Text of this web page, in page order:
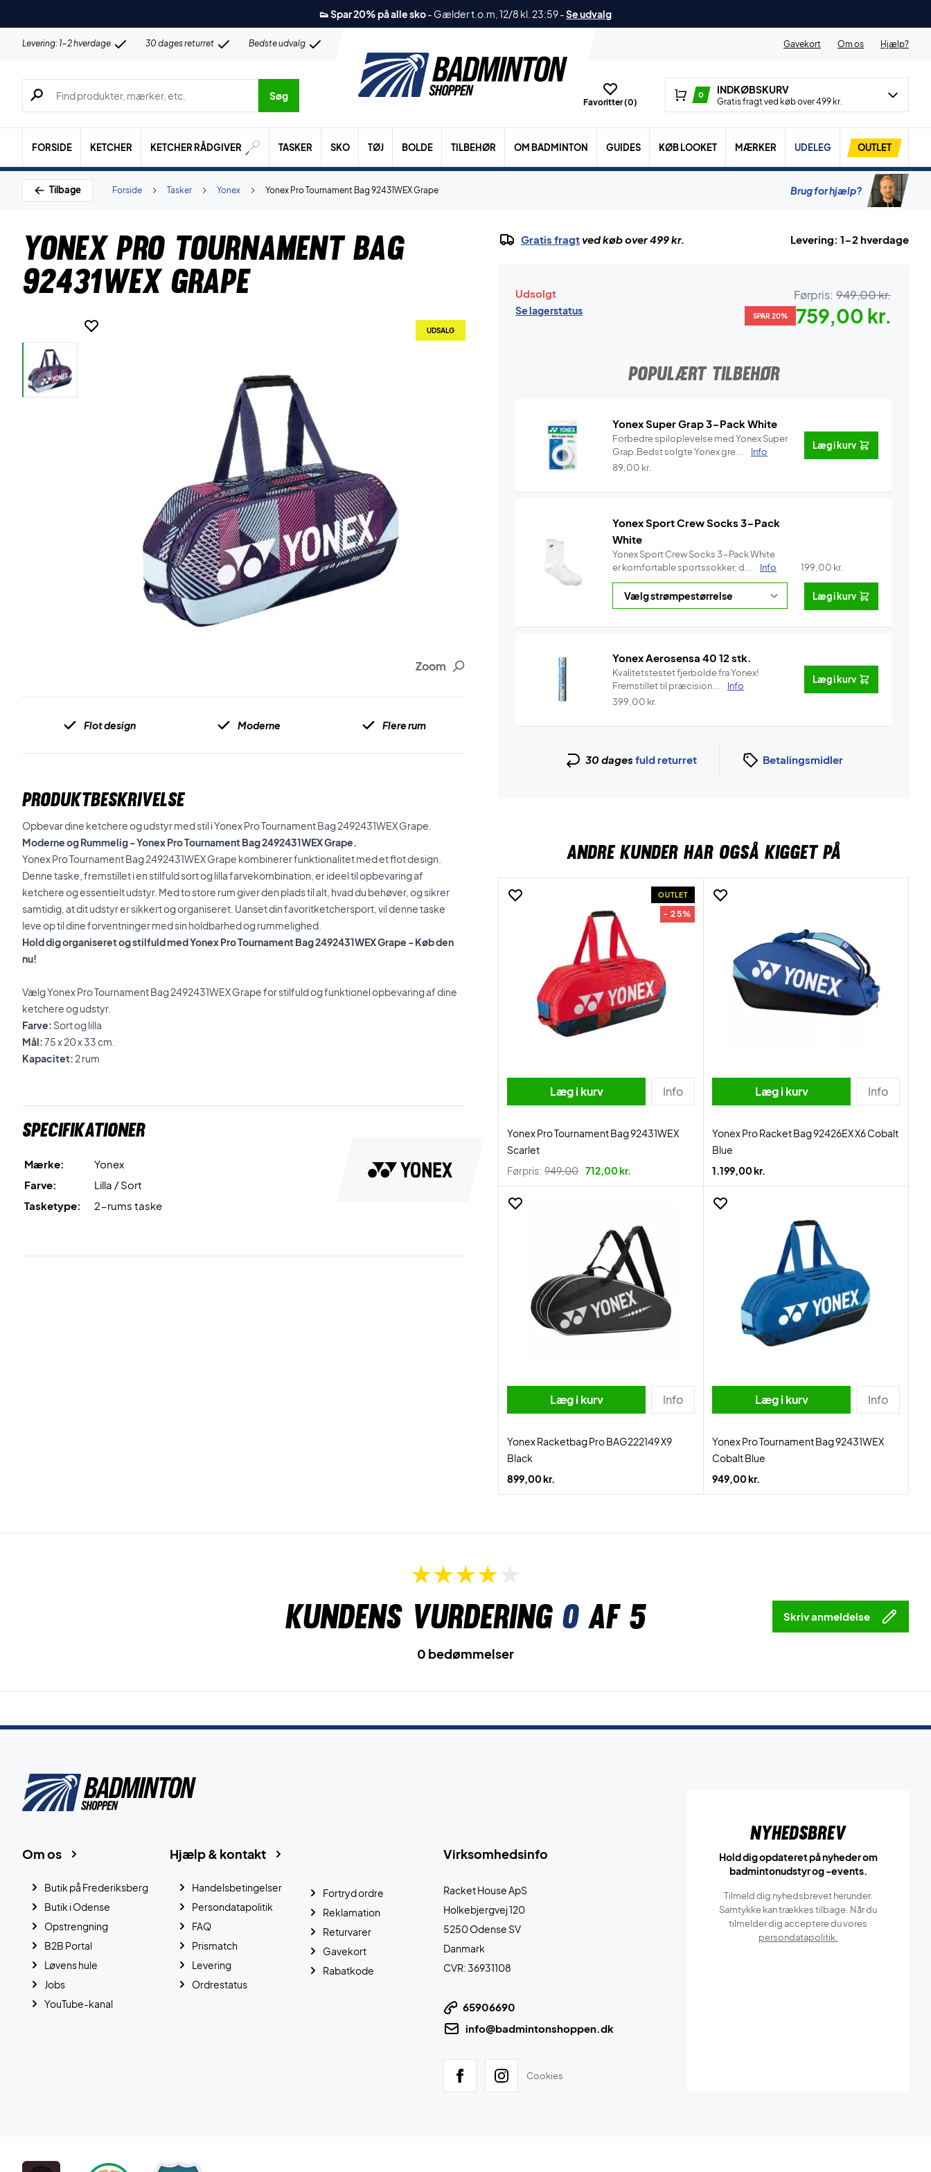
👟 Spar 20% på alle sko- Gælder t.o.m, 12/8 kl. 23:59-Se udvalg
Levering: 1-2 hverdage 30 dages returret Bedste udvalg Gavekort Om os Hjælp?
Søg efter produkter, mærker etc.
Søg
Favoritter (0)
0 INDKØBSKURV
Gratis fragt ved køb over 499 kr.
FORSIDE KETCHER KETCHER RÅDGIVER TASKER SKO TØJ BOLDE TILBEHØR OM BADMINTON GUIDES KØB LOOKET MÆRKER UDELEG OUTLET
Tilbage Yonex Pro Tournament Bag 92431WEX Grape
Yonex
Tasker
Forside Brug for hjælp?
Yonex Pro Tournament Bag
92431WEX Grape
Zoom
UDSALG
Flot design Moderne Flere rum
PRODUKTBESKRIVELSE
Opbevar dine ketchere og udstyr med stil i Yonex Pro Tournament Bag 2492431WEX Grape.
Moderne og Rummelig - Yonex Pro Tournament Bag 2492431WEX Grape.
Yonex Pro Tournament Bag 2492431WEX Grape kombinerer funktionalitet med et flot design.
Denne taske, fremstillet i en stilfuld sort og lilla farvekombination, er ideel til opbevaring af
ketchere og essentielt udstyr. Med to store rum giver den plads til alt, hvad du behøver, og sikrer
samtidig, at dit udstyr er sikkert og organiseret. Uanset din favoritketchersport, vil denne taske
leve op til dine forventninger med sin holdbarhed og rummelighed.
Hold dig organiseret og stilfuld med Yonex Pro Tournament Bag 2492431WEX Grape - Køb den
nu!
Vælg Yonex Pro Tournament Bag 2492431WEX Grape for stilfuld og funktionel opbevaring af dine
ketchere og udstyr.
Farve: Sort og lilla
Mål:75 x 20 x 33 cm.
Kapacitet: 2 rum
Specifikationer
Mærke:
Yonex
Farve:
Lilla / Sort
Tasketype:
2-rums taske
Gratis fragtved køb over 499 kr. Levering: 1-2 hverdage
Udsolgt
Se lagerstatus
Førpris: 949,00 kr.
SPAR 20% 759,00 kr.
POPULÆRT TILBEHØR
Yonex Super Grap 3-Pack White
Forbedre spiloplevelse med Yonex Super
Grap.Bedst solgte Yonex gre...
Info
89,00 kr.
Læg i kurv
Yonex Sport Crew Socks 3-Pack
White
Yonex Sport Crew Socks 3-Pack White
er komfortable sportssokker, d...
Info 199,00 kr.
Læg i kurv
Yonex Aerosensa 40 12 stk.
Kvalitetstestet fjerbolde fra Yonex!
Fremstillet til præcision...
Info
399,00 kr.
Læg i kurv
30 dages fuld returret Betalingsmidler
ANDRE KUNDER HAR OGSÅ KIGGET PÅ
OUTLET
- 25%
Læg i kurv Info
Yonex Pro Tournament Bag 92431WEX
Scarlet
Førpris: 949,00 712,00 kr.
Læg i kurv Info
Yonex Pro Racket Bag 92426EX X6 Cobalt
Blue
1.199,00 kr.
Læg i kurv Info
Yonex Racketbag Pro BAG222149 X9
Black
899,00 kr.
Læg i kurv Info
Yonex Pro Tournament Bag 92431WEX
Cobalt Blue
949,00 kr.
Kundens vurdering 0af 5 Skriv anmeldelse
0 bedømmelser
Virksomhedsinfo
Racket House ApS
Holkebjergvej 120
5250 Odense SV
Danmark
CVR: 36931108
65906690
info@badmintonshoppen.dk
Cookies
Hjælp & kontakt
Handelsbetingelser
Persondatapolitik
FAQ
Prismatch
Levering
Ordrestatus
Fortryd ordre
Reklamation
Returvarer
Gavekort
Rabatkode
Om os
Butik på Frederiksberg
Butik i Odense
Opstrengning
B2B Portal
Løvens hule
Jobs
YouTube-kanal
Nyhedsbrev
Hold dig opdateret på nyheder om
badmintonudstyr og -events.
Tilmeld dig nyhedsbrevet herunder.
Samtykke kan trækkes tilbage. Når du
tilmelder dig acceptere du vores
persondatapolitik.